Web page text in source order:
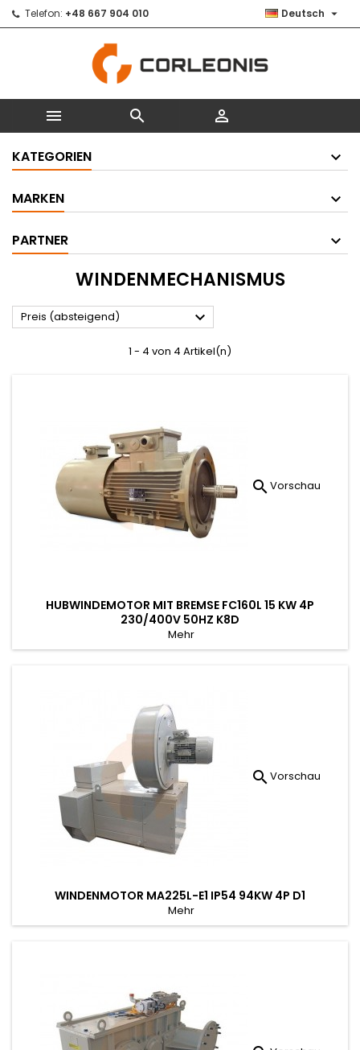
Telefon: +48 667 904 010 Deutsch 
  
KATEGORIEN
MARKEN
PARTNER
WINDENMECHANISMUS
Preis (absteigend) 
1 - 4 von 4 Artikel(n)
 Vorschau
HUBWINDEMOTOR MIT BREMSE FC160L 15 KW 4P
230/400V 50HZ K8D
Mehr
 Vorschau
WINDENMOTOR MA225L-E1 IP54 94KW 4P D1
Mehr